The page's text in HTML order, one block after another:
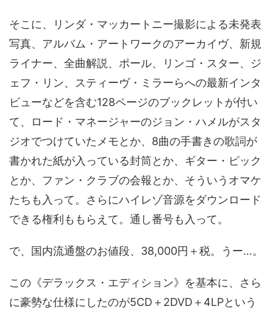
そこに、リンダ・マッカートニー撮影による未発表
写真、アルバム・アートワークのアーカイヴ、新規
ライナー、全曲解説、ポール、リンゴ・スター、ジ
ェフ・リン、スティーヴ・ミラーらへの最新インタ
ビューなどを含む128ページのブックレットが付い
て、ロード・マネージャーのジョン・ハメルがスタ
ジオでつけていたメモとか、8曲の手書きの歌詞が
書かれた紙が入っている封筒とか、ギター・ピック
とか、ファン・クラブの会報とか、そういうオマケ
たちも入って。さらにハイレゾ音源をダウンロード
できる権利ももらえて。通し番号も入って。
で、国内流通盤のお値段、38,000円＋税。うー…。
この《デラックス・エディション》を基本に、さら
に豪勢な仕様にしたのが5CD＋2DVD＋4LPという